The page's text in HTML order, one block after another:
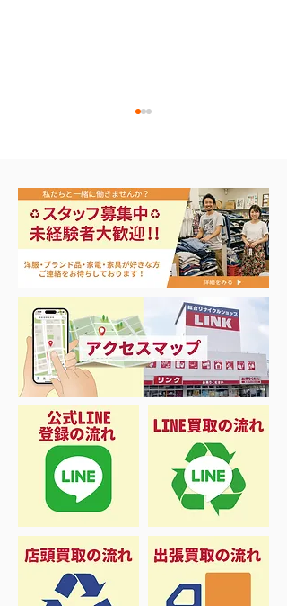
夏に向けて冷凍庫！大量
品揃え❗️